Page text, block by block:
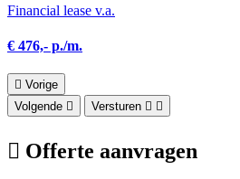
Financial lease v.a.
€ 476,- p./m.
Vorige
Volgende
Versturen
Offerte aanvragen